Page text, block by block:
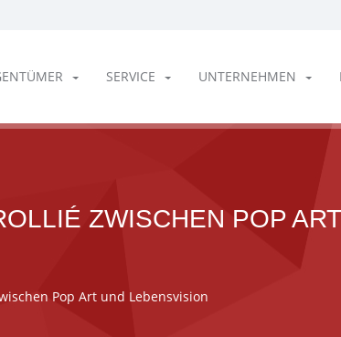
SERVICE UNTERNEHMEN
ZWISCHEN POP
Pop Art und Lebensvision